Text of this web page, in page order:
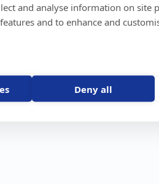
and analyse information on site
and to enhance and
Deny all
GPS-trackers
Scout 2.0
Stöldskydd
Båt
Åkgräsklippare
Moped
Vattenskoter